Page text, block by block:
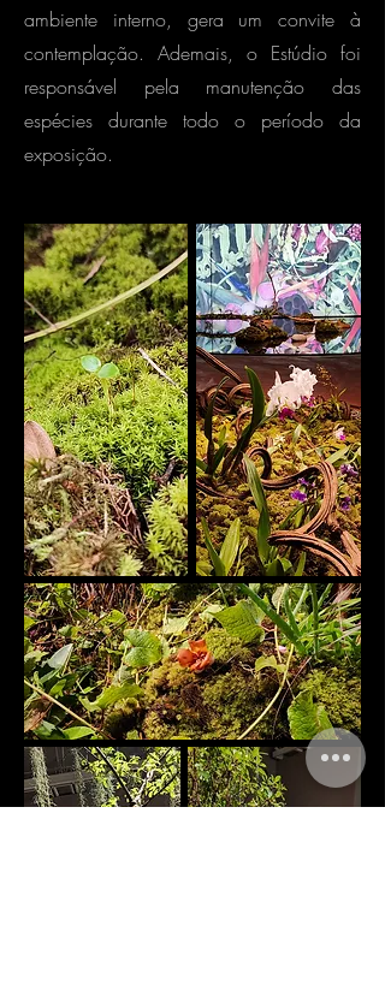
ambiente interno, gera um convite à
contemplação. Ademais, o Estúdio foi
responsável pela manutenção das
espécies durante todo o período da
exposição.